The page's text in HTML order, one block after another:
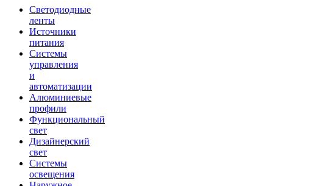
Светодиодные
ленты
Источники
питания
Системы
управления
и
автоматизации
Алюминиевые
профили
Функциональный
свет
Дизайнерский
свет
Системы
освещения